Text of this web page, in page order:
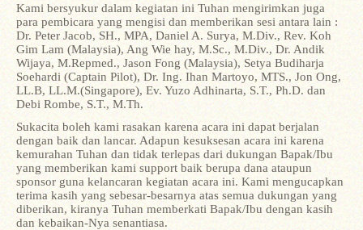
Kami bersyukur dalam kegiatan ini Tuhan mengirimkan juga
para pembicara yang mengisi dan memberikan sesi antara lain :
Dr. Peter Jacob, SH., MPA, Daniel A. Surya, M.Div., Rev. Koh
Gim Lam (Malaysia), Ang Wie hay, M.Sc., M.Div., Dr. Andik
Wijaya, M.Repmed., Jason Fong (Malaysia), Setya Budiharja
Soehardi (Captain Pilot), Dr. Ing. Ihan Martoyo, MTS., Jon Ong,
LL.B, LL.M.(Singapore), Ev. Yuzo Adhinarta, S.T., Ph.D. dan
Debi Rombe, S.T., M.Th.
Sukacita boleh kami rasakan karena acara ini dapat berjalan
dengan baik dan lancar. Adapun kesuksesan acara ini karena
kemurahan Tuhan dan tidak terlepas dari dukungan Bapak/Ibu
yang memberikan kami support baik berupa dana ataupun
sponsor guna kelancaran kegiatan acara ini. Kami mengucapkan
terima kasih yang sebesar-besarnya atas semua dukungan yang
diberikan, kiranya Tuhan memberkati Bapak/Ibu dengan kasih
dan kebaikan-Nya senantiasa.